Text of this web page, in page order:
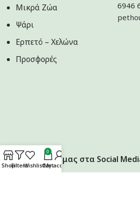
Μικρά Ζώα
Ψάρι
Ερπετό – Χελώνα
Προσφορές
6946
Ακολουθήστε μας στα Social
ShopFiltersWishlist
0
Cart
My account